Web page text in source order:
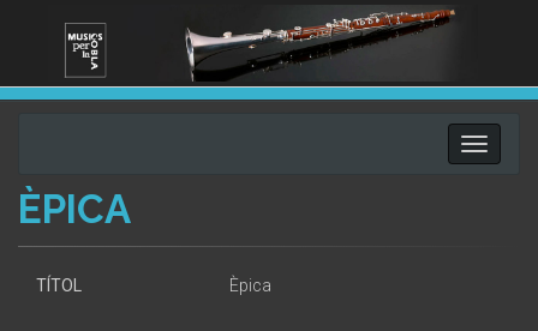
Toggle
ÈPICA
TÍTOL Èpica